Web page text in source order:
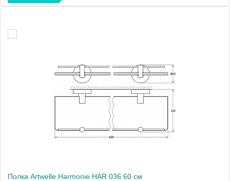
Полка Artwelle Harmonie HAR 036 60 см